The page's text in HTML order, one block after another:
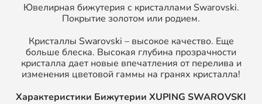
Ювелирная бижутерия с кристаллами Swarovski.
Покрытие золотом или родием.
Кристаллы Swarovski – высокое качество. Еще
больше блеска. Высокая глубина прозрачности
кристалла дает новые впечатления от перелива и
изменения цветовой гаммы на гранях кристалла!
Характеристики Бижутерии XUPING SWAROVSKI